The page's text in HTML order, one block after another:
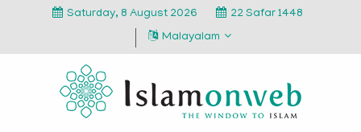
Saturday, 8 August 2026
22 Safar 1448
Malayalam